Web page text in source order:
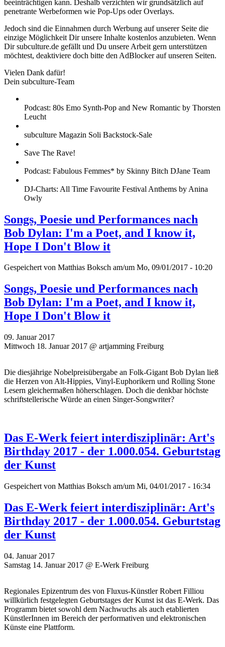
beeinträchtigen kann. Deshalb verzichten wir grundsätzlich auf
penetrante Werbeformen wie Pop-Ups oder Overlays.
Jedoch sind die Einnahmen durch Werbung auf unserer Seite die
einzige Möglichkeit Dir unsere Inhalte kostenlos anzubieten. Wenn
Dir subculture.de gefällt und Du unsere Arbeit gern unterstützen
möchtest, deaktiviere doch bitte den AdBlocker auf unseren Seiten.
Vielen Dank dafür!
Dein subculture-Team
Podcast: 80s Emo Synth-Pop and New Romantic by Thorsten
Leucht
subculture Magazin Soli Backstock-Sale
Save The Rave!
Podcast: Fabulous Femmes* by Skinny Bitch DJane Team
DJ-Charts: All Time Favourite Festival Anthems by Anina
Owly
Songs, Poesie und Performances nach
Bob Dylan: I'm a Poet, and I know it,
Hope I Don't Blow it
Gespeichert von Matthias Boksch am/um Mo, 09/01/2017 - 10:20
Songs, Poesie und Performances nach
Bob Dylan: I'm a Poet, and I know it,
Hope I Don't Blow it
09. Januar 2017
Mittwoch 18. Januar 2017 @ artjamming Freiburg
Die diesjährige Nobelpreisübergabe an Folk-Gigant Bob Dylan ließ
die Herzen von Alt-Hippies, Vinyl-Euphorikern und Rolling Stone
Lesern gleichermaßen höherschlagen. Doch die denkbar höchste
schriftstellerische Würde an einen Singer-Songwriter?
Das E-Werk feiert interdisziplinär: Art's
Birthday 2017 - der 1.000.054. Geburtstag
der Kunst
Gespeichert von Matthias Boksch am/um Mi, 04/01/2017 - 16:34
Das E-Werk feiert interdisziplinär: Art's
Birthday 2017 - der 1.000.054. Geburtstag
der Kunst
04. Januar 2017
Samstag 14. Januar 2017 @ E-Werk Freiburg
Regionales Epizentrum des von Fluxus-Künstler Robert Filliou
willkürlich festgelegten Geburtstages der Kunst ist das E-Werk. Das
Programm bietet sowohl dem Nachwuchs als auch etablierten
KünstlerInnen im Bereich der performativen und elektronischen
Künste eine Plattform.